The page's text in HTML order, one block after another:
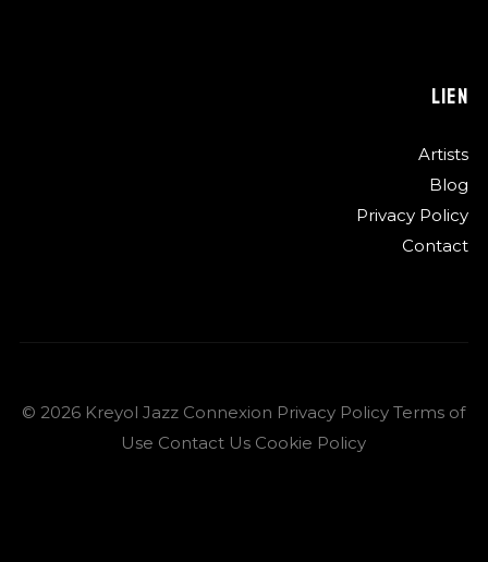
LIEN
Artists
Blog
Privacy Policy
Contact
© 2026 Kreyol Jazz Connexion Privacy Policy Terms of
Use Contact Us Cookie Policy